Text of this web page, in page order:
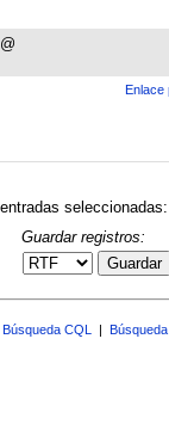
Enlace
seleccionadas:
Guardar registros:
Guardar
Búsqueda CQL